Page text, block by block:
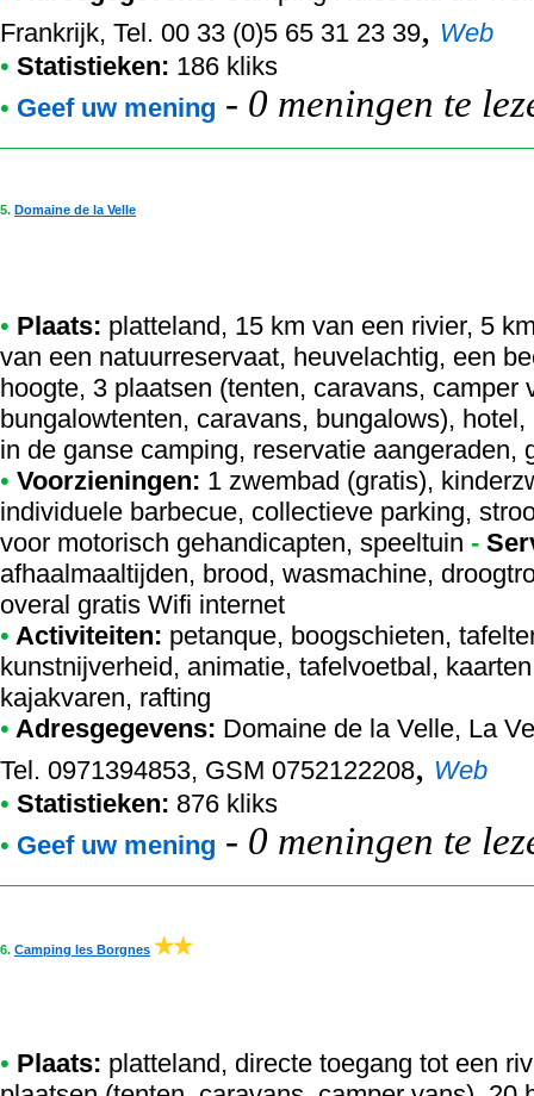
Frankrijk, Tel. 00 33 (0)5 65 31 23 39, Web
• Statistieken: 186 kliks
• Geef uw mening - 0 meningen te
5. Domaine de la Velle
• Plaats: platteland, 15 km van een rivier, 5
van een natuurreservaat, heuvelachtig, een
hoogte, 3 plaatsen (tenten, caravans,
bungalowtenten, caravans, bungalows),
in de ganse camping, reservatie aangeraden,
• Voorzieningen: 1 zwembad (gratis),
individuele barbecue, collectieve parking,
voor motorisch gehandicapten, speeltuin -
afhaalmaaltijden, brood, wasmachine,
overal gratis Wifi internet
• Activiteiten: petanque, boogschieten,
kunstnijverheid, animatie, tafelvoetbal, kaarten
kajakvaren, rafting
• Adresgegevens: Domaine de la Velle, La
Tel. 0971394853, GSM 0752122208, Web
• Statistieken: 876 kliks
• Geef uw mening - 0 meningen te
6. Camping les Borgnes
• Plaats: platteland, directe toegang tot een